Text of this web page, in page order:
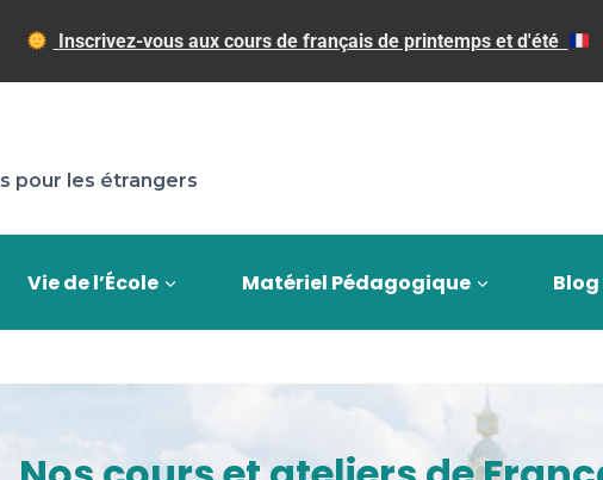
pour les étrangers
Vie de l’École Matériel Pédagogique Blog
Inscrivez-vous aux cours de français de printemps et d'été